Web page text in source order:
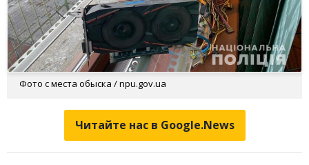
Фото с места обыска / npu.gov.ua
Читайте нас в Google.News